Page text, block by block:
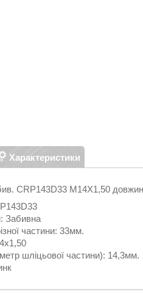
Характеристики
CRP143D33 M14X1,50
Забивна
частини: 33мм.
шліцьової частини): 14,3мм.